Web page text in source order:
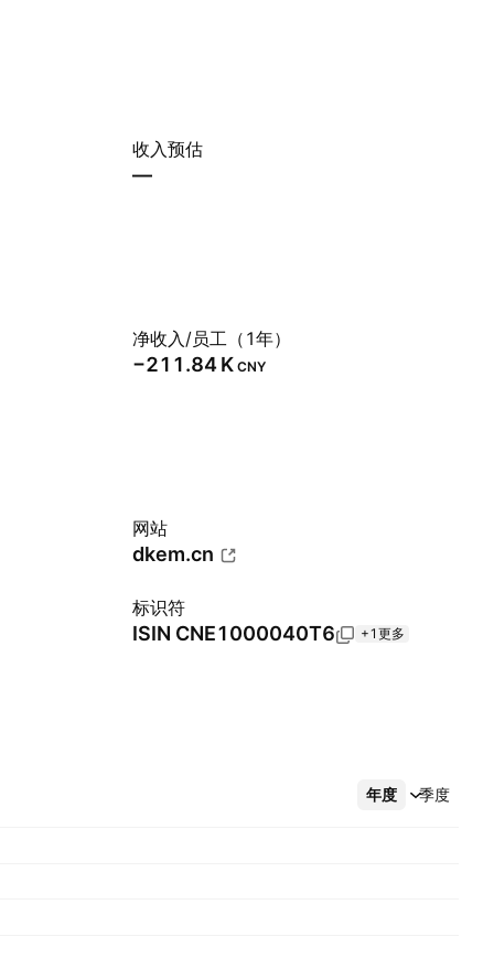
收入预估
—
净收入/员工（1年）
‪−211.84 K‬ CNY
网站
dkem.cn
标识符
ISIN CNE1000040T6 +1更多
年度 季度
更多